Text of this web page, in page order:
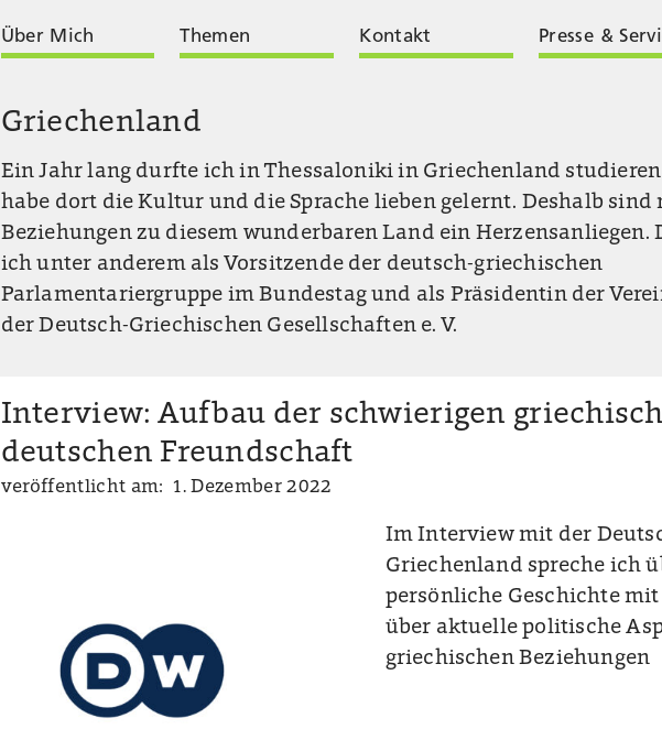
Über Mich Themen Kontakt Presse &
Griechenland
Ein Jahr lang durfte ich in Thessaloniki in Griechenland
habe dort die Kultur und die Sprache lieben gelernt. Deshalb sind
Beziehungen zu diesem wunderbaren Land ein Herzensanliegen.
ich unter anderem als Vorsitzende der deutsch-griechischen
Parlamentariergruppe im Bundestag und als Präsidentin der
der Deutsch-Griechischen Gesellschaften e. V.
Interview: Aufbau der schwierigen
deutschen Freundschaft
veröffentlicht am: 1. Dezember 2022
Im Interview mit der
Griechenland spreche ich
persönliche Geschichte
über aktuelle politische
griechischen Beziehungen